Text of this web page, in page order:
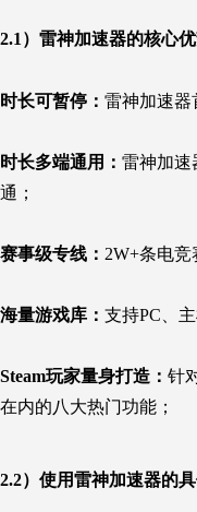
2.1）雷神加速器的核心
时长可暂停： 雷神加速器
时长多端通用： 雷神加速
通；
赛事级专线： 2W+条电
海量游戏库： 支持PC、
Steam玩家量身打造： 针
在内的八大热门功能；
2.2）使用雷神加速器的